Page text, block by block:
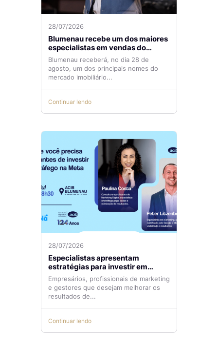
28/07/2026
Blumenau recebe um dos maiores
especialistas em vendas do
mercado imobiliário
Blumenau receberá, no dia 28 de
agosto, um dos principais nomes do
mercado imobiliário...
Continuar lendo
28/07/2026
Especialistas apresentam
estratégias para investir em
tráfego pago com mais eficiência
Empresários, profissionais de marketing
e gestores que desejam melhorar os
resultados de...
Continuar lendo